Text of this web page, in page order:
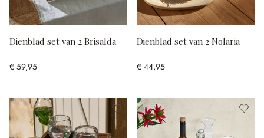
Dienblad set van 2 Brisalda
€ 59,95
Dienblad set van 2 Nolaria
€ 44,95